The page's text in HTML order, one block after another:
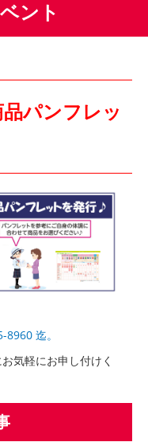
ント
品パンフレッ
迄。
気軽にお申し付けく